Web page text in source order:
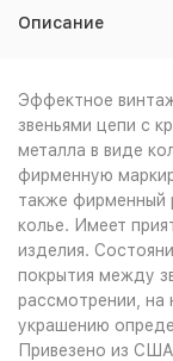
Описание
Эффектное
звеньями цепи с
металла в виде
фирменную
также фирменный
колье. Имеет
изделия.
покрытия между
рассмотрении, на
украшению
Привезено из